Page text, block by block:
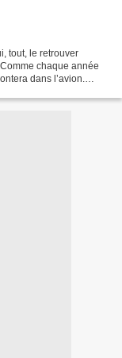
tout, le retrouver
chaque année
dans l’avion.